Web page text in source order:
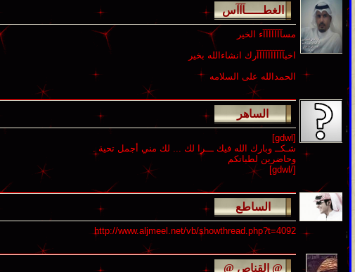
مسآآآآآآآء الخير
اخبآآآآآآآآآآرك انشاءالله بخير
الحمدالله على السلامه
[gdwl]
شـكــ وبارك الله فيك ـــرا لك ... لك مني أجمل تحية .
وحاضرين لطباتكم
[/gdwl]
http://www.aljmeel.net/vb/showthread.php?t=4092